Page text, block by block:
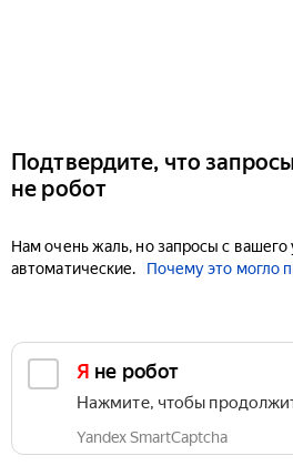
Подтвердите, что
не робот
Нам очень жаль, но запросы с вашего
автоматические.
Почему это могло
Я не робот
Нажмите, чтобы
Yandex SmartCaptcha